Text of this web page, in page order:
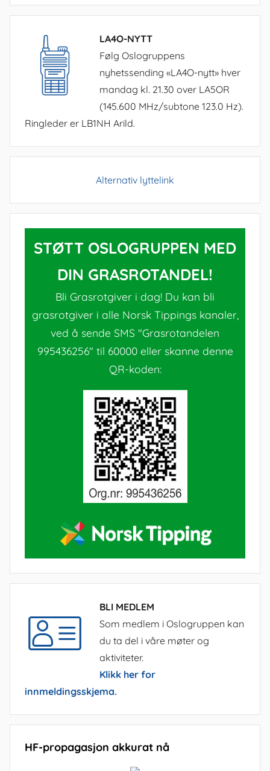
LA4O-NYTT
Følg Oslogruppens
nyhetssending «LA4O-nytt» hver
mandag kl. 21.30 over LA5OR
(145.600 MHz/subtone 123.0 Hz).
Ringleder er LB1NH Arild.
Alternativ lyttelink
STØTT OSLOGRUPPEN MED
DIN GRASROTANDEL!
Bli Grasrotgiver i dag! Du kan bli
grasrotgiver i alle Norsk Tippings kanaler,
ved å sende SMS "Grasrotandelen
995436256" til 60000 eller skanne denne
QR-koden:
BLI MEDLEM
Som medlem i Oslogruppen kan
du ta del i våre møter og
aktiviteter.
Klikk her for
innmeldingsskjema.
HF-propagasjon akkurat nå